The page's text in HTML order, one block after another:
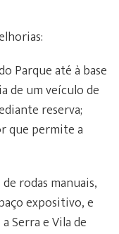
Parque até à base
de um veículo de
reserva;
que permite a
rodas manuais,
expositivo, e
Serra e Vila de